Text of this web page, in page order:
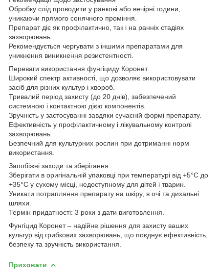
Обробку слід проводити у ранкові або вечірні години,
уникаючи прямого сонячного проміння.
Препарат діє як профілактично, так і на ранніх стадіях
захворювань.
Рекомендується чергувати з іншими препаратами для
уникнення виникнення резистентності.
Переваги використання фунгіциду Коронет
Широкий спектр активності, що дозволяє використовувати
засіб для різних культур і хвороб.
Тривалий період захисту (до 20 днів), забезпечений
системною і контактною дією компонентів.
Зручність у застосуванні завдяки сучасній формі препарату.
Ефективність у профілактичному і лікувальному контролі
захворювань.
Безпечний для культурних рослин при дотриманні норм
використання.
Запобіжні заходи та зберігання
Зберігати в оригінальній упаковці при температурі від +5°C до
+35°C у сухому місці, недоступному для дітей і тварин.
Уникати потрапляння препарату на шкіру, в очі та дихальні
шляхи.
Термін придатності: 3 роки з дати виготовлення.
Фунгіцид Коронет – надійне рішення для захисту ваших
культур від грибкових захворювань, що поєднує ефективність,
безпеку та зручність використання.
Приховати